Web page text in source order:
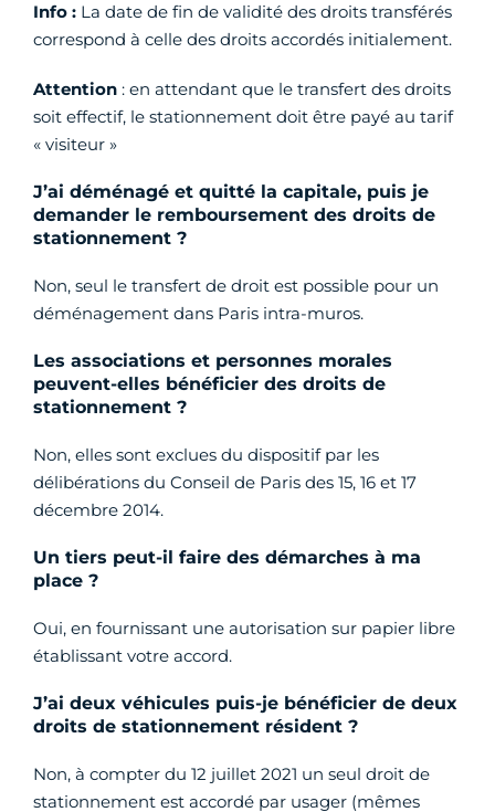
Info : La date de fin de validité des droits transférés
correspond à celle des droits accordés initialement.
Attention : en attendant que le transfert des droits
soit effectif, le stationnement doit être payé au tarif
« visiteur »
J’ai déménagé et quitté la capitale, puis je
demander le remboursement des droits de
stationnement ?
Non, seul le transfert de droit est possible pour un
déménagement dans Paris intra-muros.
Les associations et personnes morales
peuvent-elles bénéficier des droits de
stationnement ?
Non, elles sont exclues du dispositif par les
délibérations du Conseil de Paris des 15, 16 et 17
décembre 2014.
Un tiers peut-il faire des démarches à ma
place ?
Oui, en fournissant une autorisation sur papier libre
établissant votre accord.
J’ai deux véhicules puis-je bénéficier de deux
droits de stationnement résident ?
Non, à compter du 12 juillet 2021 un seul droit de
stationnement est accordé par usager (mêmes